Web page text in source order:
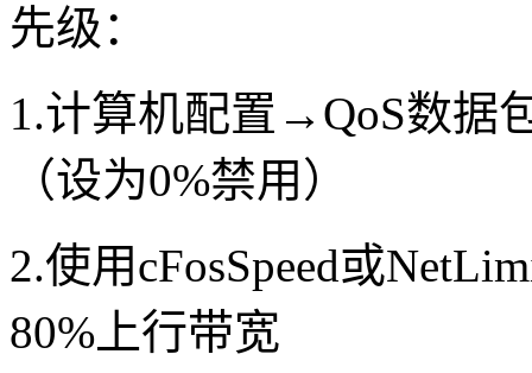
先级：
1.计算机配置→QoS数据
（设为0%禁用）
2.使用cFosSpeed或
80%上行带宽